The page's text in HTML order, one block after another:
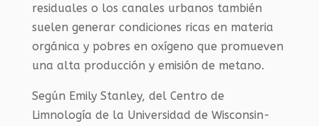
residuales o los canales urbanos también
suelen generar condiciones ricas en materia
orgánica y pobres en oxígeno que promueven
una alta producción y emisión de metano.
Según Emily Stanley, del Centro de
Limnología de la Universidad de Wisconsin-